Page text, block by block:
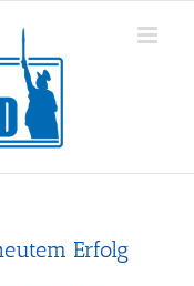
Erfolg